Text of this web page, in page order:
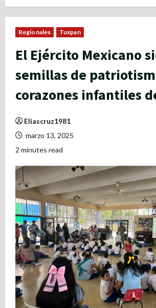
Regionales Tuxpan
El Ejército Mexicano
semillas de
corazones infantiles
Eliascruz1981
marzo 13, 2025
2 minutes read